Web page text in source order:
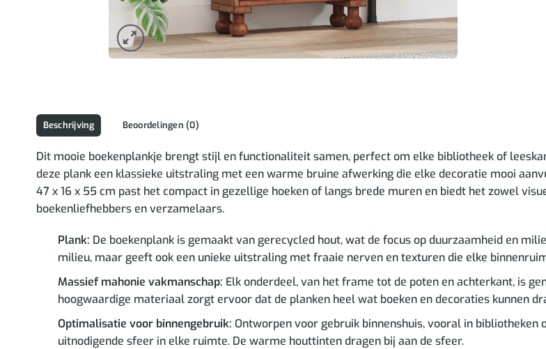
Beschrijving Beoordelingen (0)
Dit mooie boekenplankje brengt stijl en functionaliteit samen, perfect om elke bibliotheek of
deze plank een klassieke uitstraling met een warme bruine afwerking die elke decoratie mooi
47 x 16 x 55 cm past het compact in gezellige hoeken of langs brede muren en biedt het zowel
boekenliefhebbers en verzamelaars.
Plank: De boekenplank is gemaakt van gerecycled hout, wat de focus op duurzaamheid en
milieu, maar geeft ook een unieke uitstraling met fraaie nerven en texturen die elke
Massief mahonie vakmanschap: Elk onderdeel, van het frame tot de poten en achterkant, is
hoogwaardige materiaal zorgt ervoor dat de planken heel wat boeken en decoraties kunnen
Optimalisatie voor binnengebruik: Ontworpen voor gebruik binnenshuis, vooral in
uitnodigende sfeer in elke ruimte. De warme houttinten dragen bij aan de sfeer.